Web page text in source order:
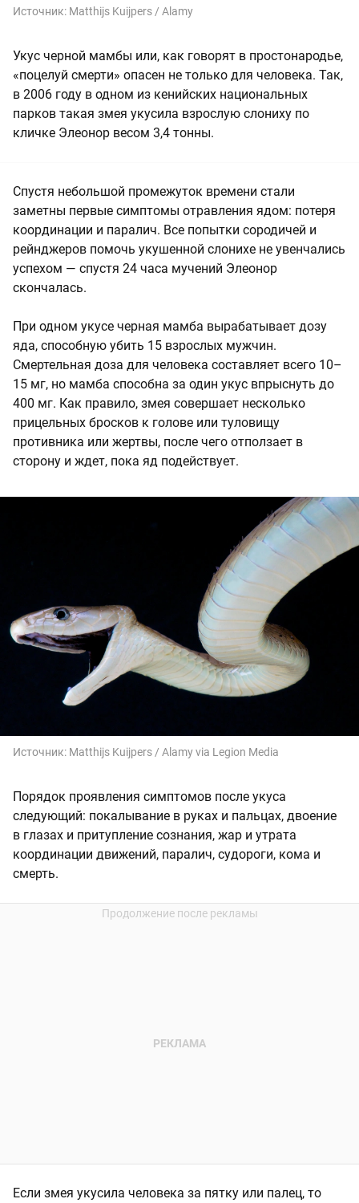
Источник: Matthijs Kuijpers / Alamy
Укус черной мамбы или, как говорят в простонародье,
«поцелуй смерти» опасен не только для человека. Так,
в 2006 году в одном из кенийских национальных
парков такая змея укусила взрослую слониху по
кличке Элеонор весом 3,4 тонны.
Спустя небольшой промежуток времени стали
заметны первые симптомы отравления ядом: потеря
координации и паралич. Все попытки сородичей и
рейнджеров помочь укушенной слонихе не увенчались
успехом — спустя 24 часа мучений Элеонор
скончалась.
При одном укусе черная мамба вырабатывает дозу
яда, способную убить 15 взрослых мужчин.
Смертельная доза для человека составляет всего 10–
15 мг, но мамба способна за один укус впрыснуть до
400 мг. Как правило, змея совершает несколько
прицельных бросков к голове или туловищу
противника или жертвы, после чего отползает в
сторону и ждет, пока яд подействует.
Источник: Matthijs Kuijpers / Alamy via Legion Media
Порядок проявления симптомов после укуса
следующий: покалывание в руках и пальцах, двоение
в глазах и притупление сознания, жар и утрата
координации движений, паралич, судороги, кома и
смерть.
Если змея укусила человека за пятку или палец, то